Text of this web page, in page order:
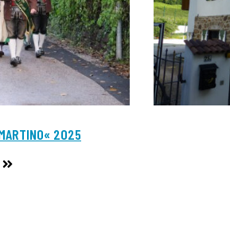
2025